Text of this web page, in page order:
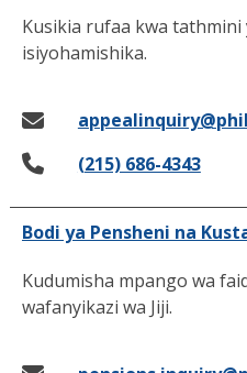
Kusikia rufaa kwa
isiyohamishika.
(215) 686-4343
Bodi ya Pensheni na
Kudumisha mpango wa
wafanyikazi wa Jiji.